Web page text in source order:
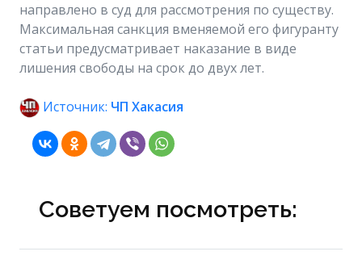
направлено в суд для рассмотрения по существу.
Максимальная санкция вменяемой его фигуранту
статьи предусматривает наказание в виде
лишения свободы на срок до двух лет.
Источник: ЧП Хакасия
Советуем посмотреть: